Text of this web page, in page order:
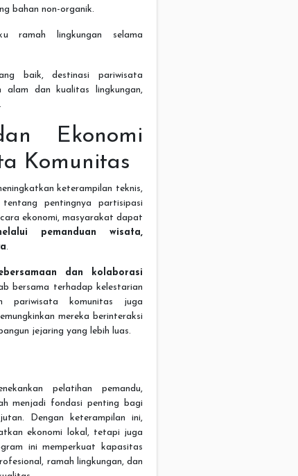
bahan non-organik.
ramah lingkungan selama
baik, destinasi pariwisata
alam dan kualitas lingkungan,
Ekonomi
Komunitas
keterampilan teknis,
pentingnya partisipasi
ekonomi, masyarakat dapat
pemanduan wisata,
.
dan kolaborasi
bersama terhadap kelestarian
pariwisata komunitas juga
mereka berinteraksi
jejaring yang lebih luas.
pelatihan pemandu,
menjadi fondasi penting bagi
Dengan keterampilan ini,
ekonomi lokal, tetapi juga
ini memperkuat kapasitas
ramah lingkungan, dan